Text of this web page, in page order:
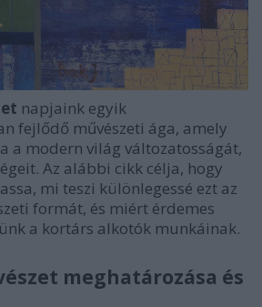
napjaink egyik
fejlődő művészeti ága, amely
a modern világ változatosságát,
Az alábbi cikk célja, hogy
mi teszi különlegessé ezt az
formát, és miért érdemes
a kortárs alkotók munkáinak.
meghatározása és